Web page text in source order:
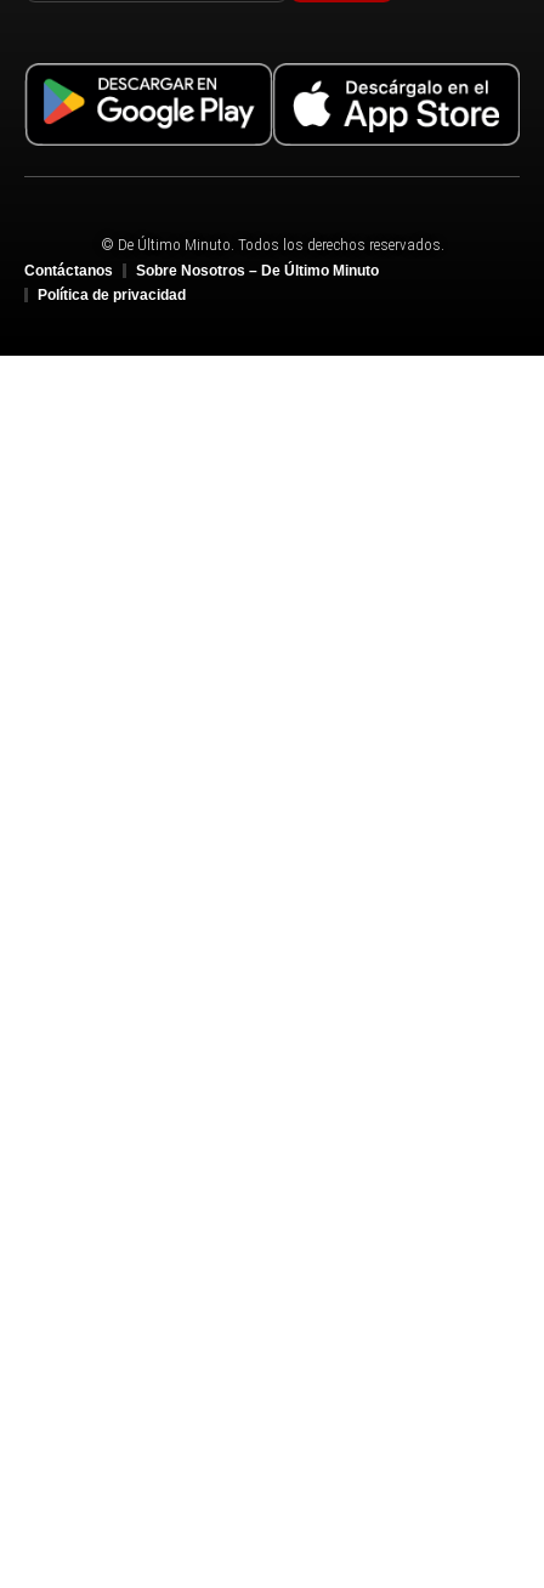
© De Último Minuto. Todos los derechos reservados.
Contáctanos
Sobre Nosotros – De Último Minuto
Política de privacidad